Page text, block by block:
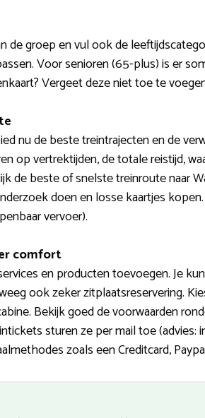
de groep en vul ook de
Voor senioren (65-plus) is er
Vergeet deze niet toe te
nu de beste treintrajecten en de
op vertrektijden, de totale reistijd,
de beste of snelste treinroute naar
doen en losse kaartjes
vervoer).
comfort
en producten toevoegen. Je
ook zeker zitplaatsreservering.
Bekijk goed de voorwaarden
sturen ze per mail toe
zoals een Creditcard,